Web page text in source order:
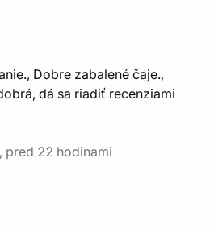
Dobre zabalené čaje.,
dá sa riadiť recenziami
pred 22 hodinami